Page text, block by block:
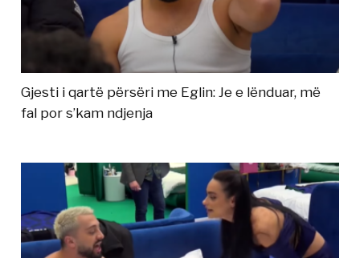
Gjesti i qartë përsëri me Eglin: Je e lënduar, më
fal por s’kam ndjenja